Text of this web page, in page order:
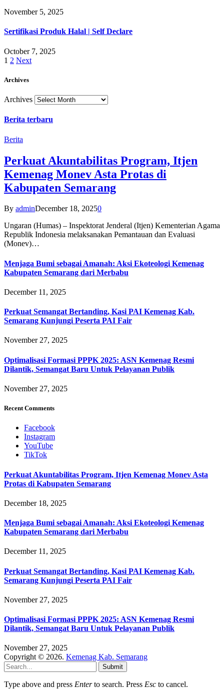
November 5, 2025
Sertifikasi Produk Halal | Self Declare
October 7, 2025
1 2 Next
Archives
Archives
Berita terbaru
Berita
Perkuat Akuntabilitas Program, Itjen
Kemenag Monev Asta Protas di
Kabupaten Semarang
By adminDecember 18, 20250
Ungaran (Humas) – Inspektorat Jenderal (Itjen) Kementerian Agama
Republik Indonesia melaksanakan Pemantauan dan Evaluasi
(Monev)…
Menjaga Bumi sebagai Amanah: Aksi Ekoteologi Kemenag
Kabupaten Semarang dari Merbabu
December 11, 2025
Perkuat Semangat Bertanding, Kasi PAI Kemenag Kab.
Semarang Kunjungi Peserta PAI Fair
November 27, 2025
Optimalisasi Formasi PPPK 2025: ASN Kemenag Resmi
Dilantik, Semangat Baru Untuk Pelayanan Publik
November 27, 2025
Recent Comments
Facebook
Instagram
YouTube
TikTok
Perkuat Akuntabilitas Program, Itjen Kemenag Monev Asta
Protas di Kabupaten Semarang
December 18, 2025
Menjaga Bumi sebagai Amanah: Aksi Ekoteologi Kemenag
Kabupaten Semarang dari Merbabu
December 11, 2025
Perkuat Semangat Bertanding, Kasi PAI Kemenag Kab.
Semarang Kunjungi Peserta PAI Fair
November 27, 2025
Optimalisasi Formasi PPPK 2025: ASN Kemenag Resmi
Dilantik, Semangat Baru Untuk Pelayanan Publik
November 27, 2025
Copyright © 2026. Kemenag Kab. Semarang
Submit
Type above and press Enterto search. Press Esc to cancel.